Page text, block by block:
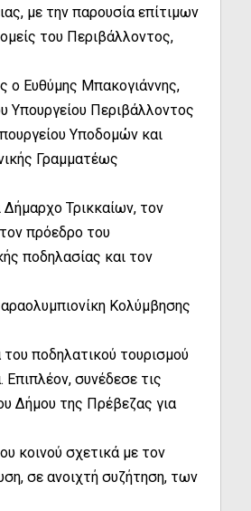
με την παρουσία επίτιμων
του Περιβάλλοντος,
ο Ευθύμης Μπακογιάννης,
Υπουργείου Περιβάλλοντος
Υποδομών και
Γραμματέως
Τρικκαίων, τον
πρόεδρο του
ποδηλασίας και τον
Κολύμβησης
ποδηλατικού τουρισμού
συνέδεσε τις
Δήμου της Πρέβεζας για
κοινού σχετικά με τον
σε ανοιχτή συζήτηση, των